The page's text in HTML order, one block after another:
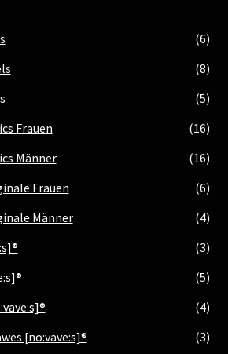
(6)
(8)
(5)
Frauen
(16)
Männer
(16)
Frauen
(6)
Männer
(4)
(3)
(5)
(4)
[no:vave:s]®
(3)